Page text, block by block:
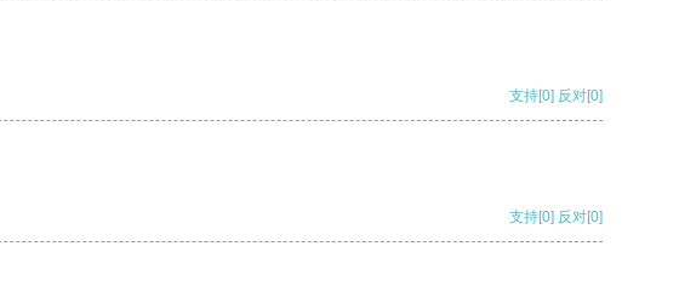
支持[0] 反对[0]
支持[0] 反对[0]